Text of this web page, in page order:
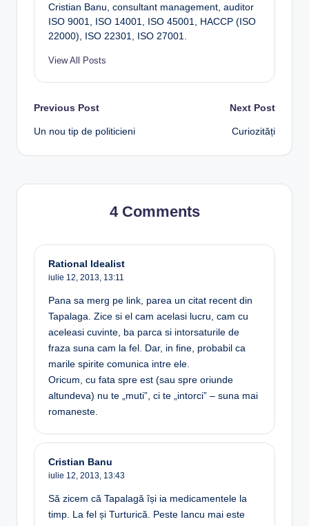
Cristian Banu, consultant management, auditor
ISO 9001, ISO 14001, ISO 45001, HACCP (ISO
22000), ISO 22301, ISO 27001.
View All Posts
Post
navigation
Previous Post
Un nou tip de politicieni
Next Post
Curiozități
4 Comments
Rational Idealist
iulie 12, 2013, 13:11
Pana sa merg pe link, parea un citat recent din
Tapalaga. Zice si el cam acelasi lucru, cam cu
aceleasi cuvinte, ba parca si intorsaturile de
fraza suna cam la fel. Dar, in fine, probabil ca
marile spirite comunica intre ele.
Oricum, cu fata spre est (sau spre oriunde
altundeva) nu te „muti”, ci te „intorci” – suna mai
romaneste.
Cristian Banu
iulie 12, 2013, 13:43
Să zicem că Tapalagă își ia medicamentele la
timp. La fel și Turturică. Peste Iancu mai este